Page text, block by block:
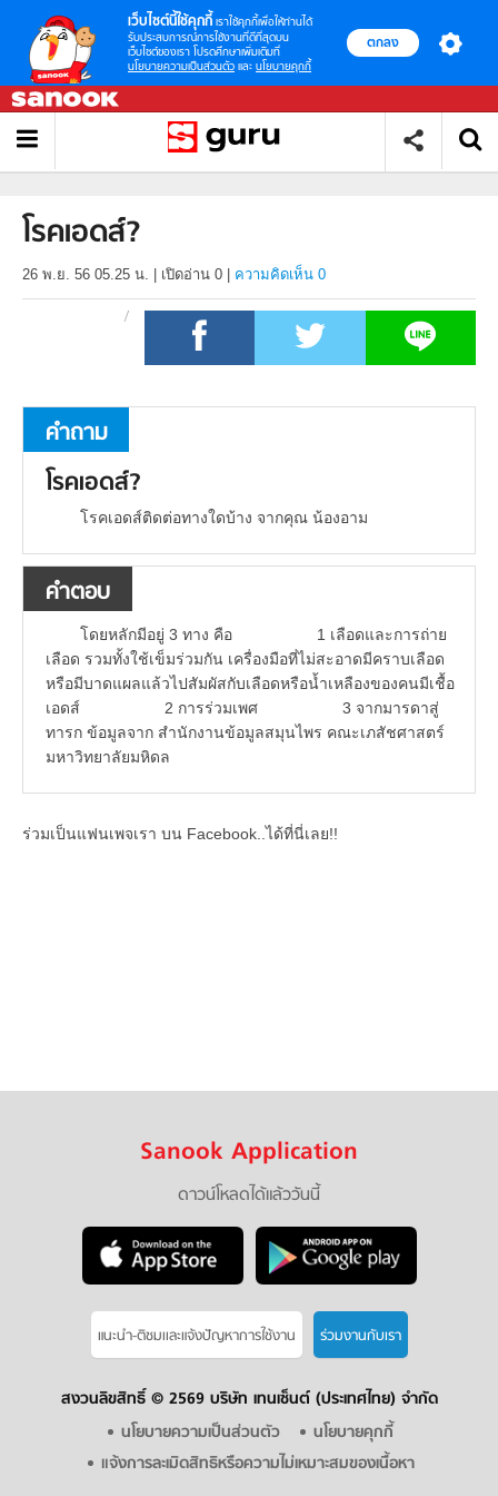
เว็บไซต์นี้ใช้คุกกี้ เราใช้คุกกี้เพื่อให้ท่านได้
รับประสบการณ์การใช้งานที่ดีที่สุดบน
เว็บไซต์ของเรา โปรดศึกษาเพิ่มเติมที่
นโยบายความเป็นส่วนตัว และ นโยบายคุกกี้
ตกลง
โรคเอดส์?
26 พ.ย. 56 05.25 น. เปิดอ่าน 0 ความคิดเห็น 0
คำถาม
โรคเอดส์?
โรคเอดส์ติดต่อทางใดบ้าง จากคุณ น้องอาม
คำตอบ
โดยหลักมีอยู่ 3 ทาง คือ 1 เลือดและการถ่าย
เลือด รวมทั้งใช้เข็มร่วมกัน เครื่องมือที่ไม่สะอาดมีคราบเลือด
หรือมีบาดแผลแล้วไปสัมผัสกับเลือดหรือน้ำเหลืองของคนมีเชื้อ
เอดส์ 2 การร่วมเพศ 3 จากมารดาสู่
ทารก ข้อมูลจาก สำนักงานข้อมูลสมุนไพร คณะเภสัชศาสตร์
มหาวิทยาลัยมหิดล
ร่วมเป็นแฟนเพจเรา บน Facebook..ได้ที่นี่เลย!!
Sanook Application
ดาวน์โหลดได้แล้ววันนี้
แนะนำ-ติชมเเละแจ้งปัญหาการใช้งาน ร่วมงานกับเรา
สงวนลิขสิทธิ์ © 2569 บริษัท เทนเซ็นต์ (ประเทศไทย) จำกัด
นโยบายความเป็นส่วนตัว
นโยบายคุกกี้
แจ้งการละเมิดสิทธิหรือความไม่เหมาะสมของเนื้อหา